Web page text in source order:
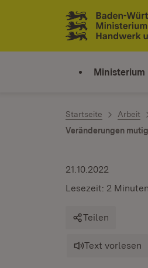
Zum Inhalt springen
Link zur
Ministerium
Startseite Arbeit
Veränderungen
21.10.2022
Lesezeit: 2 Minuten
Teilen
Text vorlesen